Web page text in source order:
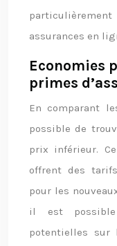
assurances en
Economies
primes
En comparant
possible de
prix inférieur.
offrent des
pour les
il est
potentielles sur